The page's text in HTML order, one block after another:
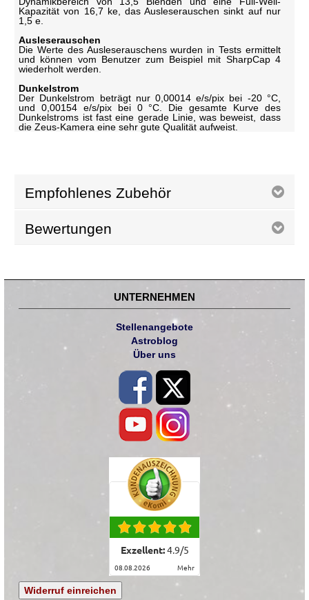
Kapazität von 16,7 ke, das Ausleserauschen sinkt auf nur
1,5 e.
Ausleserauschen
Die Werte des Ausleserauschens wurden in Tests ermittelt
und können vom Benutzer zum Beispiel mit SharpCap 4
wiederholt werden.
Dunkelstrom
Der Dunkelstrom beträgt nur 0,00014 e/s/pix bei -20 °C,
und 0,00154 e/s/pix bei 0 °C. Die gesamte Kurve des
Dunkelstroms ist fast eine gerade Linie, was beweist, dass
die Zeus-Kamera eine sehr gute Qualität aufweist.
Empfohlenes Zubehör
Bewertungen
UNTERNEHMEN
Stellenangebote
Astroblog
Über uns
Exzellent:4.9/5
08.08.2026 mehr
Widerruf einreichen